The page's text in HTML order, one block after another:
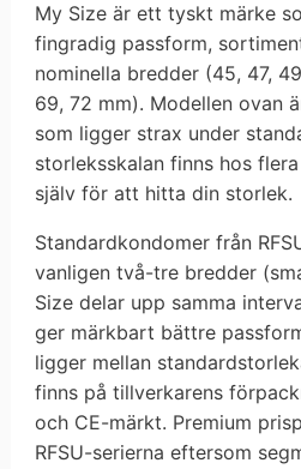
My Size är ett tyskt märke
fingradig passform,
nominella bredder (45, 47,
69, 72 mm). Modellen ovan
som ligger strax under
storleksskalan finns hos
själv för att hitta din storlek.
Standardkondomer från
vanligen två-tre bredder
Size delar upp samma
ger märkbart bättre
ligger mellan
finns på tillverkarens
och CE-märkt. Premium
RFSU-serierna eftersom